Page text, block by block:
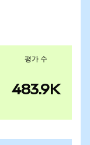
평가 수
483.9K